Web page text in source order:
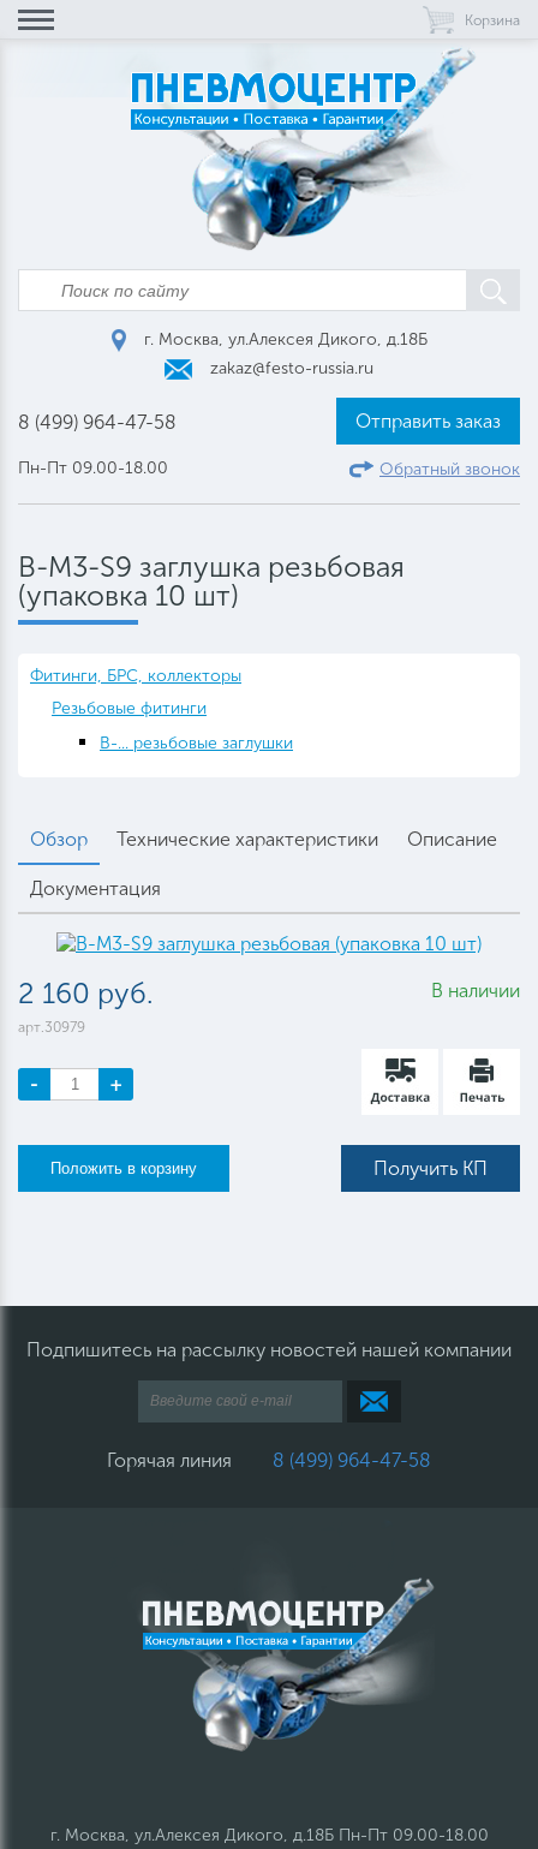
Корзина
г. Москва, ул.Алексея Дикого, д.18Б
zakaz@festo-russia.ru
8 (499) 964-47-58
Пн-Пт 09.00-18.00
Отправить заказ
Обратный звонок
B-M3-S9 заглушка резьбовая
(упаковка 10 шт)
Фитинги, БРС, коллекторы
Резьбовые фитинги
B-... резьбовые заглушки
Обзор Технические характеристики Описание
Документация
2 160 руб.
арт.30979
В наличии
- +
Получить КП
Подпишитесь на рассылку новостей нашей компании
Горячая линия 8 (499) 964-47-58
г. Москва, ул.Алексея Дикого, д.18Б Пн-Пт 09.00-18.00